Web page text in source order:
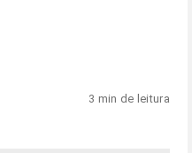
3 min de leitura